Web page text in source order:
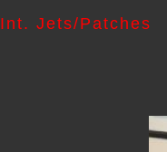
Int. Jets/Patches